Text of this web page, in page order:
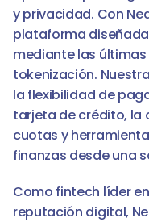
y privacidad. Con
plataforma
mediante las
tokenización.
la flexibilidad de
tarjeta de crédito, la
cuotas y
finanzas desde una
Como fintech líder
reputación digital,